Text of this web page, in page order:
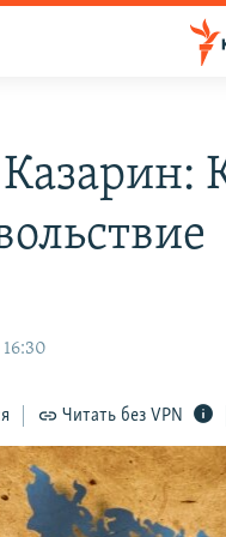
16:30
Читать без VPN